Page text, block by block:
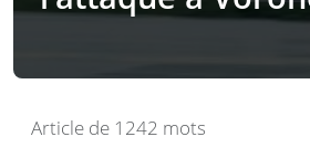
Article de 1242 mots